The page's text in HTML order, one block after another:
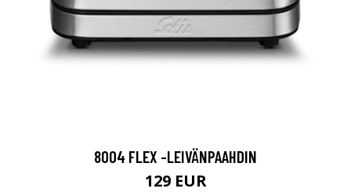
8004 FLEX -LEIVÄNPAAHDIN
129 EUR